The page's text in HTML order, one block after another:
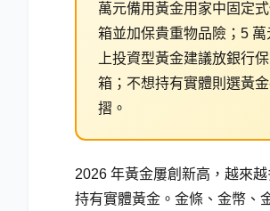
萬元備用黃金用家中固定
箱並加保貴重物品險；5 萬
上投資型黃金建議放銀行
箱；不想持有實體則選黃
摺。
2026 年黃金屢創新高，越來
持有實體黃金。金條、金幣、